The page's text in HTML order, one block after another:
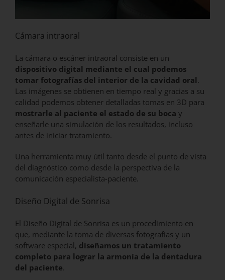
Cámara intraoral
La cámara o escáner intraoral consiste en un
dispositivo digital mediante el cual podemos
tomar fotografías del interior de la cavidad oral.
Las imágenes se obtienen en tiempo real y gracias a su
calidad podemos obtener detalladas tomas en 3D para
mostrarle al paciente el estado de su boca y
enseñarle una simulación de los resultados, incluso
antes de iniciar tratamiento.
Una herramienta muy útil tanto desde el punto de vista
del diagnóstico como desde la perspectiva de la
comunicación especialista-paciente.
Diseño Digital de Sonrisa
El Diseño Digital de Sonrisa es un procedimiento en
que, mediante la toma de diversas fotografías y un
software especial, diseñamos un tratamiento
completo para lograr la armonía de la dentadura
del paciente.